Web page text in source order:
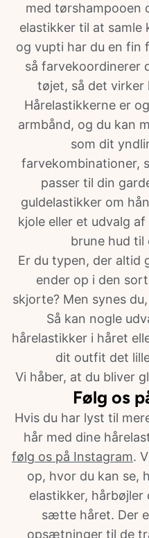
med tørshampooen
elastikker til at samle
og vupti har du en fin
så farvekoordinerer
tøjet, så det
Hårelastikkerne er
armbånd, og du kan
som dit
farvekombinationer,
passer til din
guldelastikker om
kjole eller et udvalg
brune hud til
Er du typen, der altid
ender op i den
skjorte? Men synes
Så kan nogle
hårelastikker i håret
dit outfit det
Vi håber, at du bliver
Følg os
Hvis du har lyst til
hår med dine
følg os på Instagram.
op, hvor du kan se,
elastikker,
sætte håret. Der
opsætninger til de